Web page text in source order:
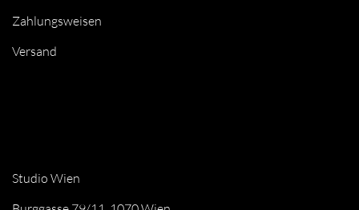
Zahlungsweisen
Versand
Studio Wien